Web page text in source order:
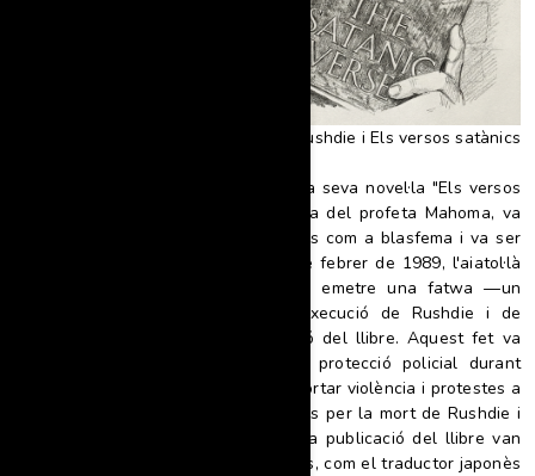
Salman Rushdie i Els versos satànics
El 1988 Salman Rushdie publicava la seva novel·la "Els versos
satànics". L'obra, inspirada en la vida del profeta Mahoma, va
ser considerada per molts musulmans com a blasfema i va ser
prohibida a diversos països. El 14 de febrer de 1989, l'aiatol·là
Khomeini, líder suprem de l'Iran, va emetre una fatwa —un
decret religiós— que decretava l'execució de Rushdie i de
qualsevol involucrat en la publicació del llibre. Aquest fet va
obligar Rushdie a viure ocult sota protecció policial durant
molts anys. La fatwa també va comportar violència i protestes a
tot el món. Es van oferir recompenses per la mort de Rushdie i
diverses persones associades amb la publicació del llibre van
ser atacades i, fins i tot, assassinades, com el traductor japonès